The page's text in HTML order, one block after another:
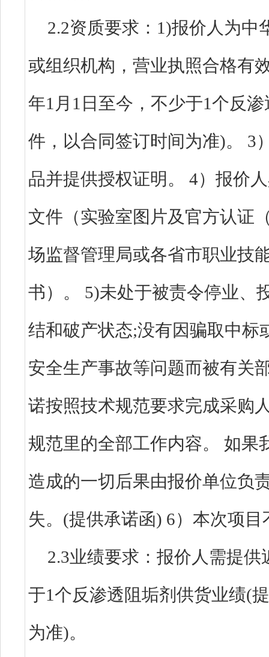
2.2资质要求：1)报价人为
或组织机构，营业执照合格有
年1月1日至今，不少于1个反
件，以合同签订时间为准)。 3
品并提供授权证明。 4）报价
文件（实验室图片及官方认证
场监督管理局或各省市职业技
书）。 5)未处于被责令停业、
结和破产状态;没有因骗取中标
安全生产事故等问题而被有关
诺按照技术规范要求完成采购
规范里的全部工作内容。 如果
造成的一切后果由报价单位负
失。(提供承诺函) 6）本次项
2.3业绩要求：报价人需提
于1个反渗透阻垢剂供货业绩(
为准)。